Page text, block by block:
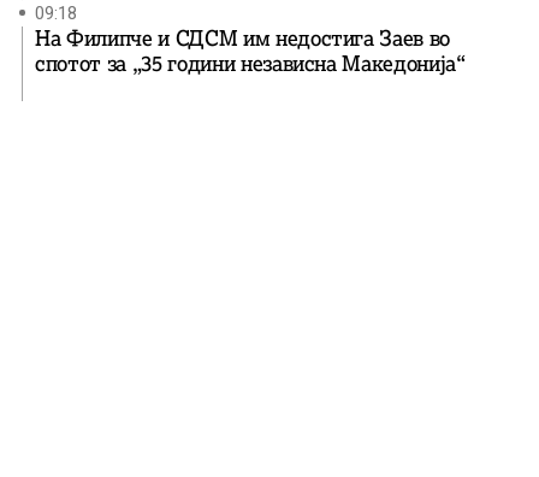
09:18
На Филипче и СДСМ им недостига Заев во
спотот за „35 години независна Македонија“